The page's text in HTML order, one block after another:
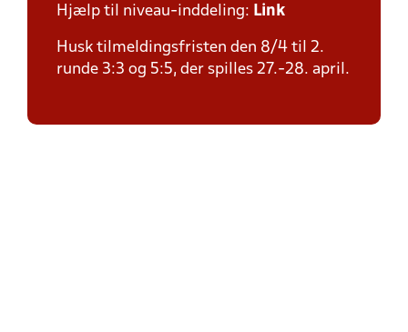
Hjælp til niveau-inddeling: Link
Husk tilmeldingsfristen den 8/4 til 2.
runde 3:3 og 5:5, der spilles 27.-28. april.